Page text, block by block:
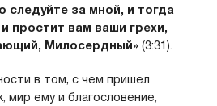
следуйте за мной, и тогда
простит вам ваши грехи,
Мило­сердный» (3:31).
в том, с чем пришел
мир ему и благословение,